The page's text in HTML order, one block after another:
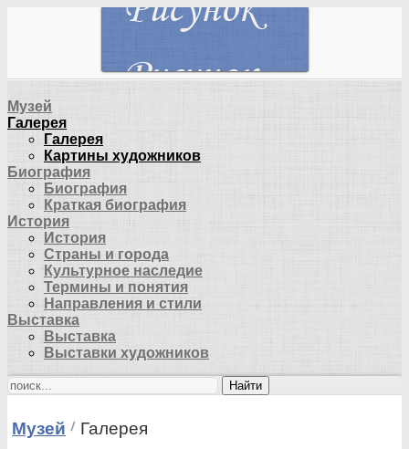
Музей
Галерея
Галерея
Картины художников
Биография
Биография
Краткая биография
История
История
Страны и города
Культурное наследие
Термины и понятия
Направления и стили
Выставка
Выставка
Выставки художников
Найти
Музей Галерея